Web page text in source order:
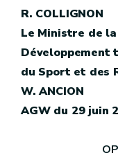
R. COLLIGNON
Le Ministre de
Développement
du Sport et des
W. ANCION
AGW du 29 juin